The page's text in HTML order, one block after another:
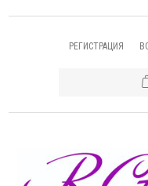
РЕГИСТРАЦИЯ